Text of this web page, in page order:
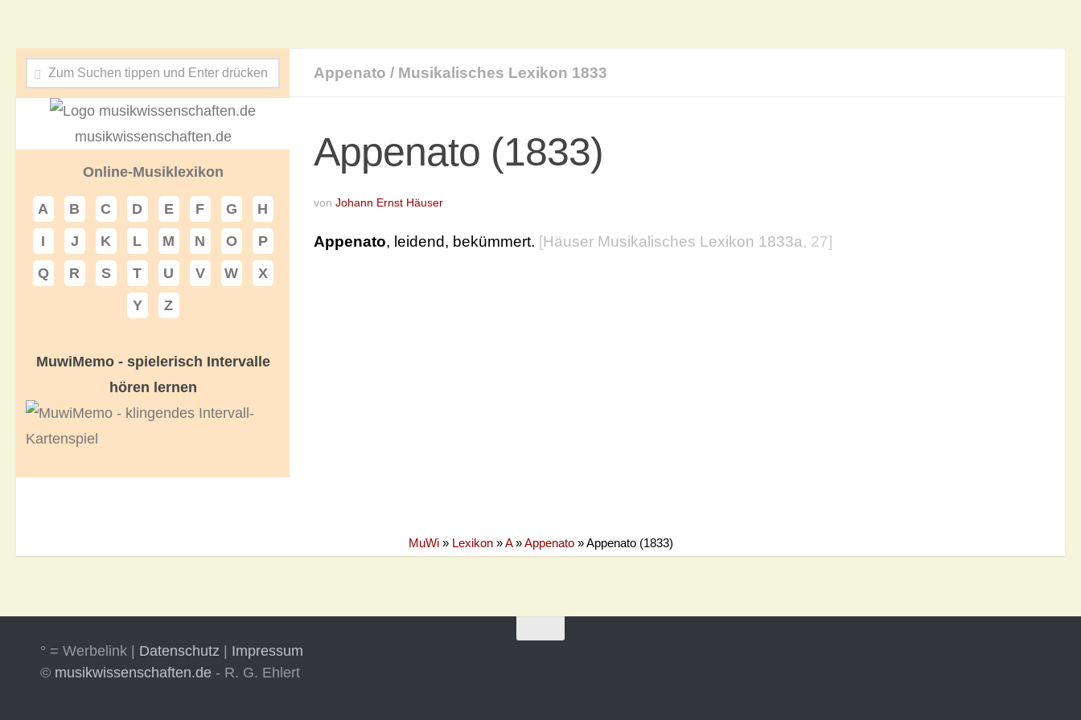
Appenato / Musikalisches Lexikon 1833
Appenato (1833)
von Johann Ernst Häuser
Appenato, leidend, bekümmert. [Häuser Musikalisches Lexikon 1833a, 27]
musikwissenschaften.de
Online-Musiklexikon
A B C D E F G
H
I
J K L M N O
P
Q
R S T U V W
X
Y
Z
MuwiMemo - spielerisch Intervalle
hören lernen
MuWi» Lexikon»A»Appenato»Appenato (1833)
° = Werbelink | Datenschutz
Impressum
© musikwissenschaften.de - R. G. Ehlert